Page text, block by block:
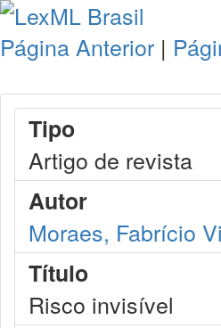
Página Anterior |
Tipo
Artigo de revista
Autor
Moraes, Fabrício
Título
Risco invisível